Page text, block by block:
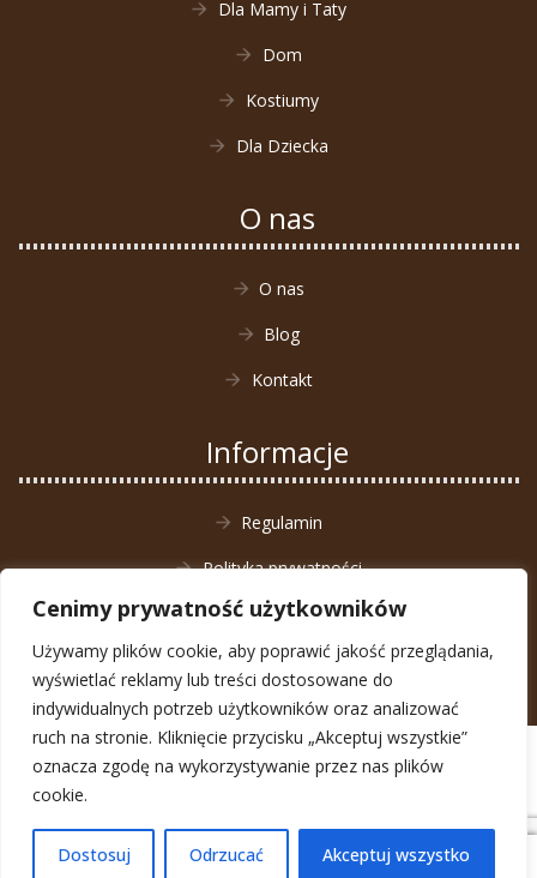
Cenimy prywatność użytkowników
Używamy plików cookie, aby poprawić jakość przeglądania,
wyświetlać reklamy lub treści dostosowane do
indywidualnych potrzeb użytkowników oraz analizować
ruch na stronie. Kliknięcie przycisku „Akceptuj wszystkie”
oznacza zgodę na wykorzystywanie przez nas plików
cookie.
Dostosuj Odrzucać Akceptuj wszystko
Dla Mamy i Taty
Dom
Kostiumy
Dla Dziecka
O nas
O nas
Blog
Kontakt
Informacje
Regulamin
Polityka prywatności
Zwrot towaru
0
© Animal4You 2026